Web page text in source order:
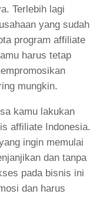
Terlebih lagi
yang sudah
program affiliate
harus tetap
mungkin.
kamu lakukan
affiliate Indonesia.
ingin memulai
dan tanpa
pada bisnis ini
dan harus